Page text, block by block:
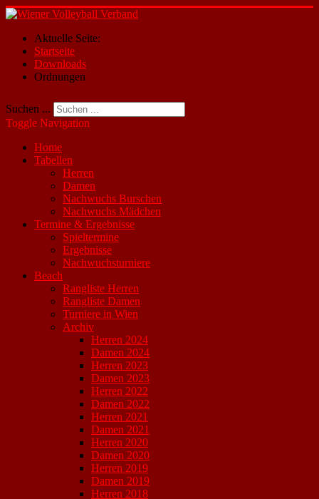
Aktuelle Seite:
Startseite
Downloads
Ordnungen
Suchen ...
Toggle Navigation
Home
Tabellen
Herren
Damen
Nachwuchs Burschen
Nachwuchs Mädchen
Termine & Ergebnisse
Spieltermine
Ergebnisse
Nachwuchsturniere
Beach
Rangliste Herren
Rangliste Damen
Turniere in Wien
Archiv
Herren 2024
Damen 2024
Herren 2023
Damen 2023
Herren 2022
Damen 2022
Herren 2021
Damen 2021
Herren 2020
Damen 2020
Herren 2019
Damen 2019
Herren 2018